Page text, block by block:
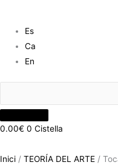
Es
Ca
En
0.00€ 0 Cistella
Inici / TEORÍA DEL ARTE /